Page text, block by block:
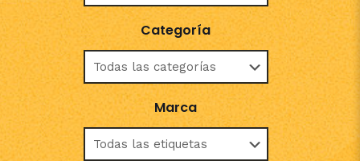
Categoría
Marca